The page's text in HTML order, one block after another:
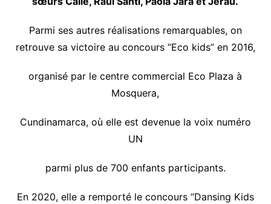
Parmi ses autres réalisations remarquables, on
retrouve sa victoire au concours “Eco kids” en 2016,
organisé par le centre commercial Eco Plaza à
Mosquera,
Cundinamarca, où elle est devenue la voix numéro
UN
parmi plus de 700 enfants participants.
En 2020, elle a remporté le concours “Dansing Kids